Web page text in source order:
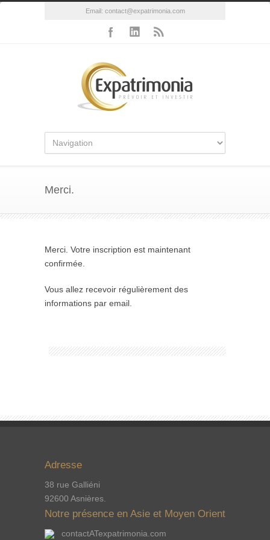
Email: contact@expatrimonia.com
Merci.
Merci. Votre inscription est maintenant
confirmée.
Vous allez recevoir régulièrement des
informations par email.
Adresse
38 rue Galliéni
92600 Asnières.
Notre présence en Asie et Moyen Orient
contactATexpatrimonia.com